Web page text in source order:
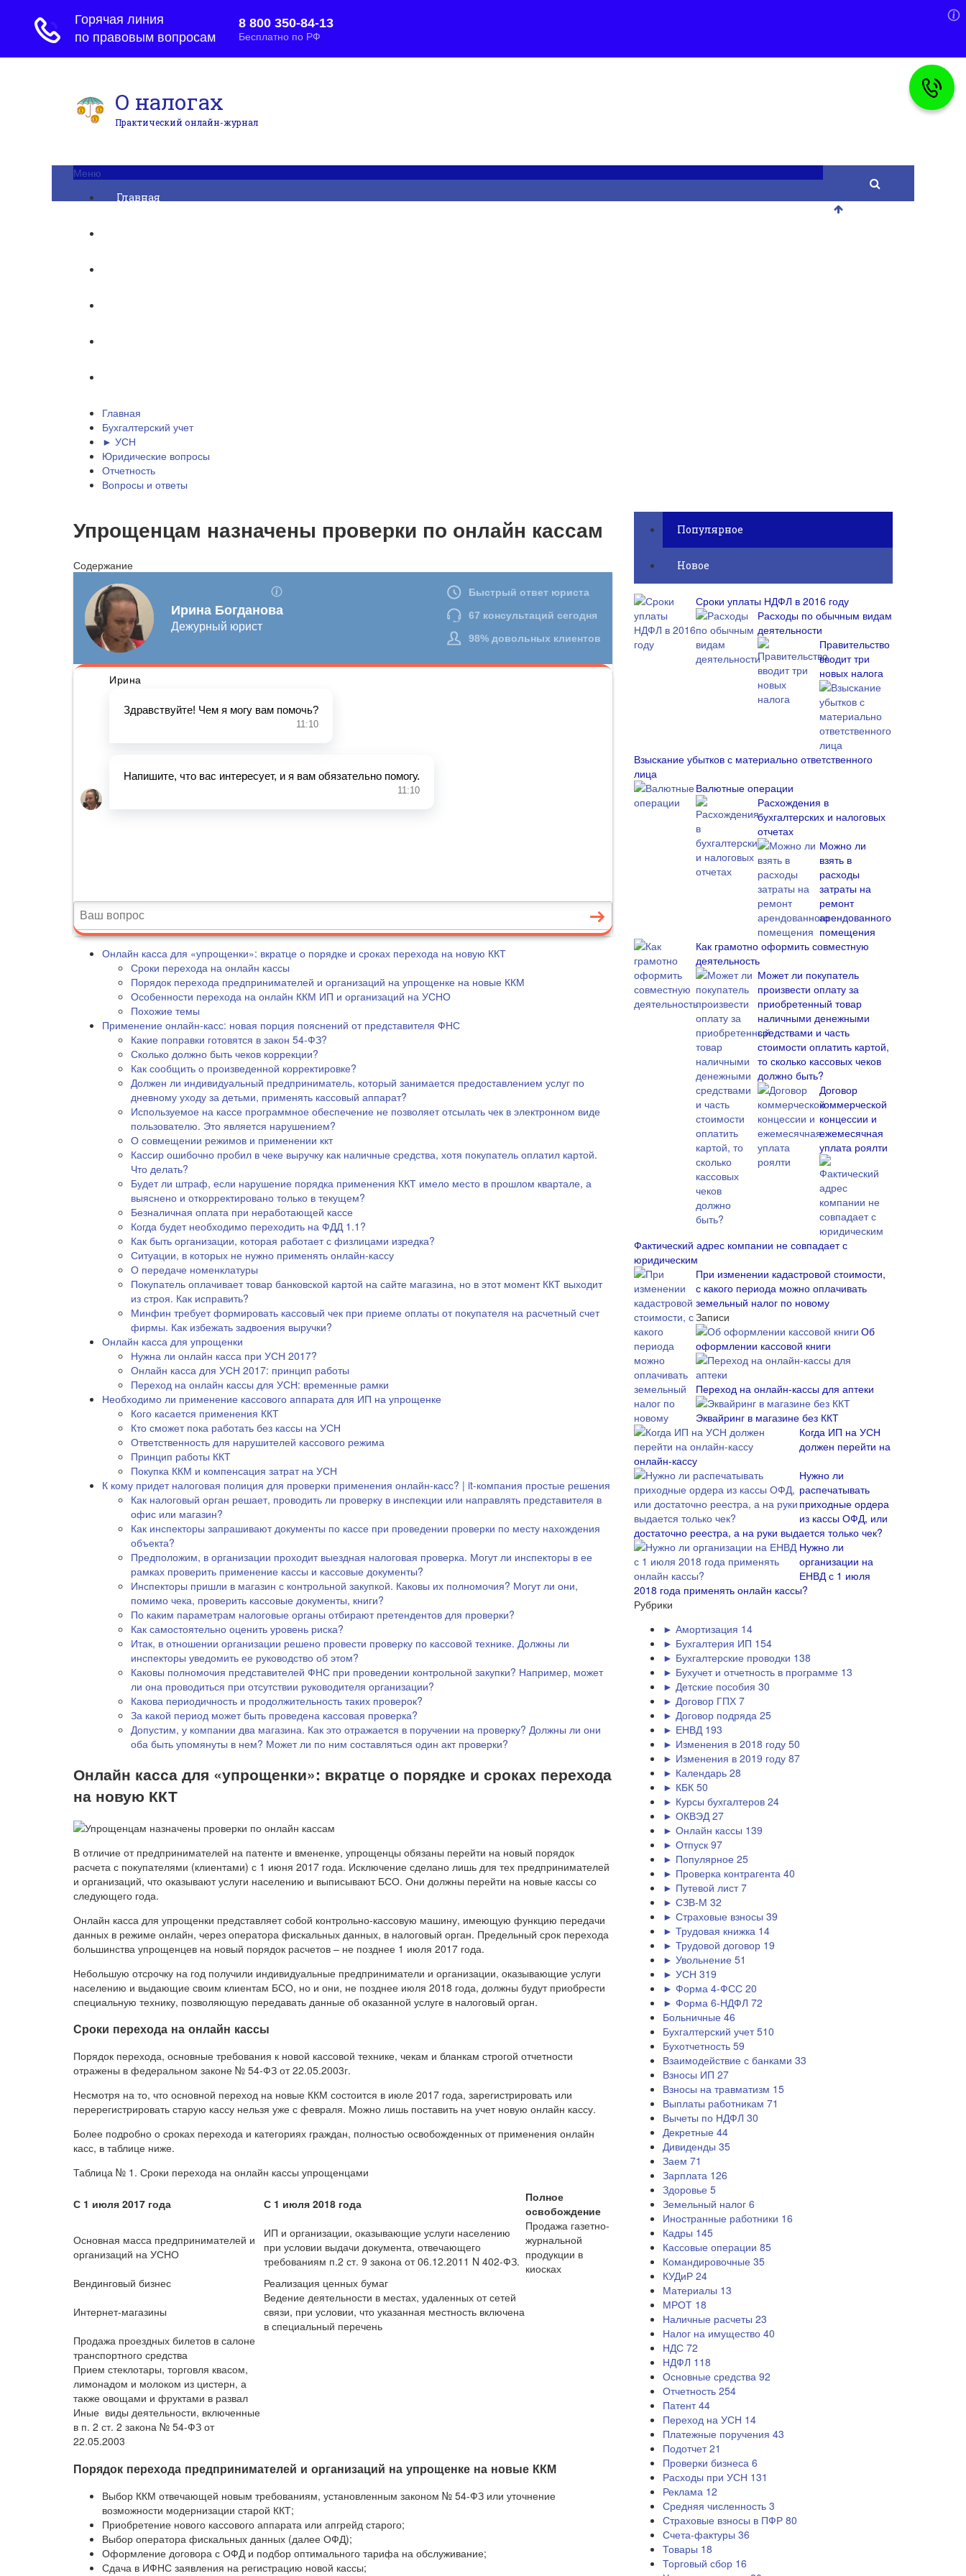
О налогах
Практический онлайн-журнал
Меню
Главная
Главная
Бухгалтерский учет
► УСН
Юридические вопросы
Отчетность
Вопросы и ответы
Упрощенцам назначены проверки по онлайн кассам
Содержание
Онлайн касса для «упрощенки»: вкратце о порядке и сроках перехода на новую ККТ
Сроки перехода на онлайн кассы
Порядок перехода предпринимателей и организаций на упрощенке на новые ККМ
Особенности перехода на онлайн ККМ ИП и организаций на УСНО
Похожие темы
Применение онлайн-касс: новая порция пояснений от представителя ФНС
Какие поправки готовятся в закон 54-ФЗ?
Сколько должно быть чеков коррекции?
Как сообщить о произведенной корректировке?
Должен ли индивидуальный предприниматель, который занимается предоставлением услуг по
дневному уходу за детьми, применять кассовый аппарат?
Используемое на кассе программное обеспечение не позволяет отсылать чек в электронном виде
пользователю. Это является нарушением?
О совмещении режимов и применении ккт
Кассир ошибочно пробил в чеке выручку как наличные средства, хотя покупатель оплатил картой.
Что делать?
Будет ли штраф, если нарушение порядка применения ККТ имело место в прошлом квартале, а
выяснено и откорректировано только в текущем?
Безналичная оплата при неработающей кассе
Когда будет необходимо переходить на ФДД 1.1?
Как быть организации, которая работает с физлицами изредка?
Ситуации, в которых не нужно применять онлайн-кассу
О передаче номенклатуры
Покупатель оплачивает товар банковской картой на сайте магазина, но в этот момент ККТ выходит
из строя. Как исправить?
Минфин требует формировать кассовый чек при приеме оплаты от покупателя на расчетный счет
фирмы. Как избежать задвоения выручки?
Онлайн касса для упрощенки
Нужна ли онлайн касса при УСН 2017?
Онлайн касса для УСН 2017: принцип работы
Переход на онлайн кассы для УСН: временные рамки
Необходимо ли применение кассового аппарата для ИП на упрощенке
Кого касается применения ККТ
Кто сможет пока работать без кассы на УСН
Ответственность для нарушителей кассового режима
Принцип работы ККТ
Покупка ККМ и компенсация затрат на УСН
К кому придет налоговая полиция для проверки применения онлайн‑касс? | it-компания простые решения
Как налоговый орган решает, проводить ли проверку в инспекции или направлять представителя в
офис или магазин?
Как инспекторы запрашивают документы по кассе при проведении проверки по месту нахождения
объекта?
Предположим, в организации проходит выездная налоговая проверка. Могут ли инспекторы в ее
рамках проверить применение кассы и кассовые документы?
Инспекторы пришли в магазин с контрольной закупкой. Каковы их полномочия? Могут ли они,
помимо чека, проверить кассовые документы, книги?
По каким параметрам налоговые органы отбирают претендентов для проверки?
Как самостоятельно оценить уровень риска?
Итак, в отношении организации решено провести проверку по кассовой технике. Должны ли
инспекторы уведомить ее руководство об этом?
Каковы полномочия представителей ФНС при проведении контрольной закупки? Например, может
ли она проводиться при отсутствии руководителя организации?
Какова периодичность и продолжительность таких проверок?
За какой период может быть проведена кассовая проверка?
Допустим, у компании два магазина. Как это отражается в поручении на проверку? Должны ли они
оба быть упомянуты в нем? Может ли по ним составляться один акт проверки?
Онлайн касса для «упрощенки»: вкратце о порядке и сроках перехода
на новую ККТ
В отличие от предпринимателей на патенте и вмененке, упрощенцы обязаны перейти на новый порядок
расчета с покупателями (клиентами) с 1 июня 2017 года. Исключение сделано лишь для тех предпринимателей
и организаций, что оказывают услуги населению и выписывают БСО. Они должны перейти на новые кассы со
следующего года.
Онлайн касса для упрощенки представляет собой контрольно-кассовую машину, имеющую функцию передачи
данных в режиме онлайн, через оператора фискальных данных, в налоговый орган. Предельный срок перехода
большинства упрощенцев на новый порядок расчетов – не позднее 1 июля 2017 года.
Небольшую отсрочку на год получили индивидуальные предприниматели и организации, оказывающие услуги
населению и выдающие своим клиентам БСО, но и они, не позднее июля 2018 года, должны будут приобрести
специальную технику, позволяющую передавать данные об оказанной услуге в налоговый орган.
Сроки перехода на онлайн кассы
Порядок перехода, основные требования к новой кассовой технике, чекам и бланкам строгой отчетности
отражены в федеральном законе № 54-ФЗ от 22.05.2003г.
Несмотря на то, что основной переход на новые ККМ состоится в июле 2017 года, зарегистрировать или
перерегистрировать старую кассу нельзя уже с февраля. Можно лишь поставить на учет новую онлайн кассу.
Более подробно о сроках перехода и категориях граждан, полностью освобожденных от применения онлайн
касс, в таблице ниже.
Таблица № 1. Сроки перехода на онлайн кассы упрощенцами
С 1 июля 2017 года С 1 июля 2018 года
Полное
освобождение
Основная масса предпринимателей и
организаций на УСНО
ИП и организации, оказывающие услуги населению
при условии выдачи документа, отвечающего
требованиям п.2 ст. 9 закона от 06.12.2011 N 402-ФЗ.
Продажа газетно-
журнальной
продукции в
киосках
Вендинговый бизнес
Реализация ценных бумаг
Интернет-магазины
Ведение деятельности в местах, удаленных от сетей
связи, при условии, что указанная местность включена
в специальный перечень
Продажа проездных билетов в салоне
транспортного средства
Прием стеклотары, торговля квасом,
лимонадом и молоком из цистерн, а
также овощами и фруктами в развал
Иные виды деятельности, включенные
в п. 2 ст. 2 закона № 54-ФЗ от
22.05.2003
Порядок перехода предпринимателей и организаций на упрощенке на новые ККМ
Выбор ККМ отвечающей новым требованиям, установленным законом № 54-ФЗ или уточнение
возможности модернизации старой ККТ;
Приобретение нового кассового аппарата или апгрейд старого;
Выбор оператора фискальных данных (далее ОФД);
Оформление договора с ОФД и подбор оптимального тарифа на обслуживание;
Сдача в ИФНС заявления на регистрацию новой кассы;
Популярное
Новое
Сроки уплаты НДФЛ в 2016 году
Расходы по обычным видам
деятельности
Правительство
вводит три
новых налога
Взыскание убытков с материально ответственного
лица
Валютные операции
Расхождения в
бухгалтерских и налоговых
отчетах
Можно ли
взять в
расходы
затраты на
ремонт
арендованного
помещения
Как грамотно оформить совместную
деятельность
Может ли покупатель
произвести оплату за
приобретенный товар
наличными денежными
средствами и часть
стоимости оплатить картой,
то сколько кассовых чеков
должно быть?
Договор
коммерческой
концессии и
ежемесячная
уплата роялти
Фактический адрес компании не совпадает с
юридическим
При изменении кадастровой стоимости,
с какого периода можно оплачивать
земельный налог по новому
Записи
Об
оформлении кассовой книги
Переход на онлайн-кассы для аптеки
Эквайринг в магазине без ККТ
Когда ИП на УСН
должен перейти на
онлайн-кассу
Нужно ли
распечатывать
приходные ордера
из кассы ОФД, или
достаточно реестра, а на руки выдается только чек?
Нужно ли
организации на
ЕНВД с 1 июля
2018 года применять онлайн кассы?
Рубрики
► Амортизация 14
► Бухгалтерия ИП 154
► Бухгалтерские проводки 138
► Бухучет и отчетность в программе 13
► Детские пособия 30
► Договор ГПХ 7
► Договор подряда 25
► ЕНВД 193
► Изменения в 2018 году 50
► Изменения в 2019 году 87
► Календарь 28
► КБК 50
► Курсы бухгалтеров 24
► ОКВЭД27
► Онлайн кассы 139
► Отпуск 97
► Популярное 25
► Проверка контрагента 40
► Путевой лист7
► СЗВ-М 32
► Страховые взносы 39
► Трудовая книжка 14
► Трудовой договор 19
► Увольнение 51
► УСН 319
► Форма 4-ФСС 20
► Форма 6-НДФЛ 72
Больничные 46
Бухгалтерский учет510
Бухотчетность 59
Взаимодействие с банками 33
Взносы ИП 27
Взносы на травматизм 15
Выплаты работникам 71
Вычеты по НДФЛ 30
Декретные 44
Дивиденды 35
Заем 71
Зарплата 126
Здоровье 5
Земельный налог 6
Иностранные работники 16
Кадры 145
Кассовые операции 85
Командировочные 35
КУДиР 24
Материалы 13
МРОТ 18
Наличные расчеты 23
Налог на имущество 40
НДС 72
НДФЛ 118
Основные средства 92
Отчетность 254
Патент44
Переход на УСН 14
Платежные поручения 43
Подотчет21
Проверки бизнеса 6
Расходы при УСН 131
Реклама 12
Средняя численность 3
Страховые взносы в ПФР 80
Счета-фактуры 36
Товары 18
Торговый сбор 16